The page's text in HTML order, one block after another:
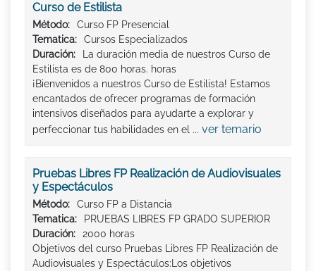
Curso de Estilista
Método:
Curso FP Presencial
Tematica:
Cursos Especializados
Duración:
La duración media de nuestros Curso de
Estilista es de 800 horas. horas
¡Bienvenidos a nuestros Curso de Estilista! Estamos
encantados de ofrecer programas de formación
intensivos diseñados para ayudarte a explorar y
perfeccionar tus habilidades en el ... ver temario
Pruebas Libres FP Realización de Audiovisuales
y Espectáculos
Método:
Curso FP a Distancia
Tematica:
PRUEBAS LIBRES FP GRADO SUPERIOR
Duración:
2000 horas
Objetivos del curso Pruebas Libres FP Realización de
Audiovisuales y Espectáculos:Los objetivos